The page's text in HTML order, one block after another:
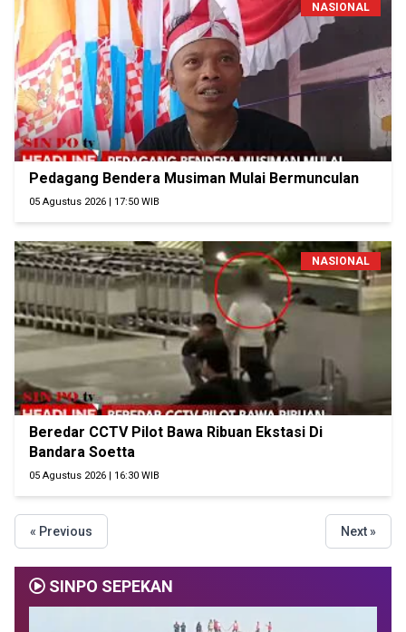
NASIONAL
Pedagang Bendera Musiman Mulai Bermunculan
05 Agustus 2026 | 17:50 WIB
NASIONAL
Beredar CCTV Pilot Bawa Ribuan Ekstasi Di
Bandara Soetta
05 Agustus 2026 | 16:30 WIB
« Previous Next »
SINPO SEPEKAN